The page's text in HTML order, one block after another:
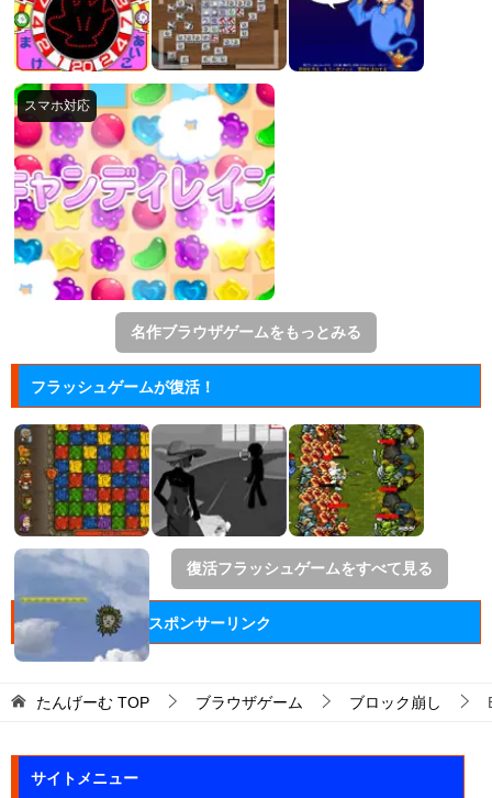
名作ブラウザゲームをもっとみる
フラッシュゲームが復活！
復活フラッシュゲームをすべて見る
スポンサーリンク
たんげーむ TOP ブラウザゲーム ブロック崩し
サイトメニュー